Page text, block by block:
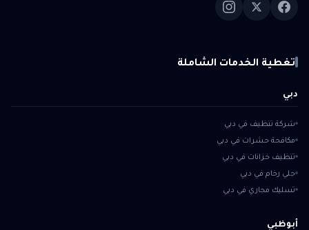
تغطية الخدمات الشاملة
دبي
شركة تنظيف في دبي
مكافحة حشرات في دبي
تنظيف خزانات في دبي
جلي رخام في دبي
تسليك مجاري في دبي
أبوظبي